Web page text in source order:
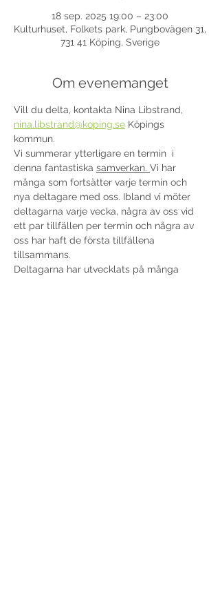
18 sep. 2025 19:00 – 23:00
Kulturhuset, Folkets park, Pungbovägen 31,
731 41 Köping, Sverige
Om evenemanget
Vill du delta, kontakta Nina Libstrand,
nina.libstrand@koping.se Köpings
kommun.
Vi summerar ytterligare en termin  i
denna fantastiska samverkan. Vi har
många som fortsätter varje termin och
nya deltagare med oss. Ibland vi möter
deltagarna varje vecka, några av oss vid
ett par tillfällen per termin och några av
oss har haft de första tillfällena
tillsammans.
Deltagarna har utvecklats på många